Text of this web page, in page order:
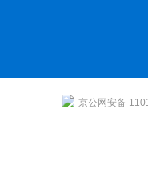
京公网安备